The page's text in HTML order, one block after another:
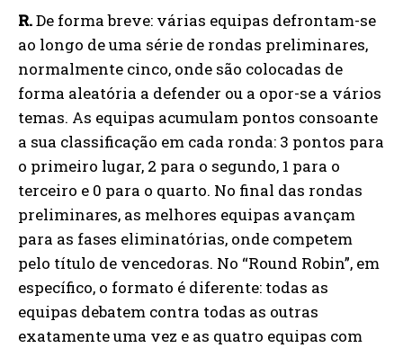
R.De forma breve: várias equipas defrontam-se
ao longo de uma série de rondas preliminares,
normalmente cinco, onde são colocadas de
forma aleatória a defender ou a opor-se a vários
temas. As equipas acumulam pontos consoante
a sua classificação em cada ronda: 3 pontos para
o primeiro lugar, 2 para o segundo, 1 para o
terceiro e 0 para o quarto. No final das rondas
preliminares, as melhores equipas avançam
para as fases eliminatórias, onde competem
pelo título de vencedoras. No “Round Robin”, em
específico, o formato é diferente: todas as
equipas debatem contra todas as outras
exatamente uma vez e as quatro equipas com